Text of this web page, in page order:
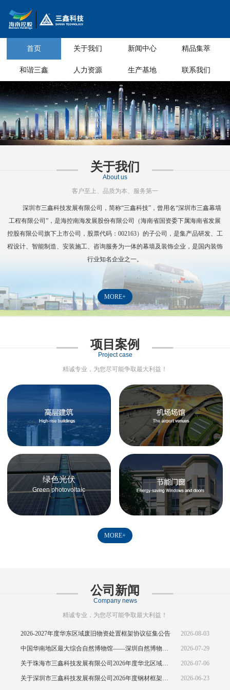
首页 关于我们 新闻中心 精品集萃
和谐三鑫 人力资源 生产基地 联系我们
关于我们
About us
客户至上、品质为本、服务第一
深圳市三鑫科技发展有限公司，简称“三鑫科技”，曾用名“深圳市三鑫幕墙
工程有限公司”，是海控南海发展股份有限公司（海南省国资委下属海南省发展
控股有限公司旗下上市公司，股票代码： 002163）的子公司，是集产品研发、工
程设计、智能制造、安装施工、咨询服务为一体的幕墙及装饰企业，是国内装饰
行业知名企业之一。
MORE+
项目案例
Project case
精诚专业，为您尽可能争取最大利益！
绿色光伏
Green photovoltaic
MORE+
公司新闻
Company news
精诚专业，为您尽可能争取最大利益！
2026-2027年度华东区域废旧物资处置框架协议征集公告 2026-08-03
2026-07-29
2026-07-06
2026-06-23